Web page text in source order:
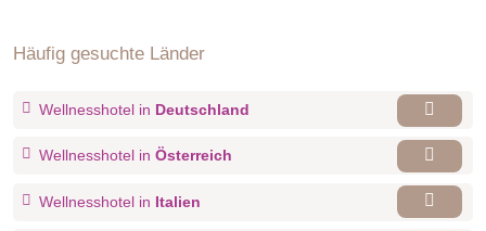
Häufig gesuchte Länder
Wellnesshotel in Deutschland
Wellnesshotel in Österreich
Wellnesshotel in Italien